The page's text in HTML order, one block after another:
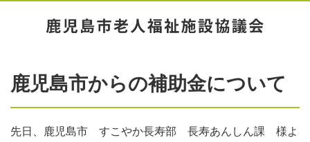
鹿児島市からの補助金について
先日、鹿児島市 すこやか長寿部 長寿あんしん課 様よ